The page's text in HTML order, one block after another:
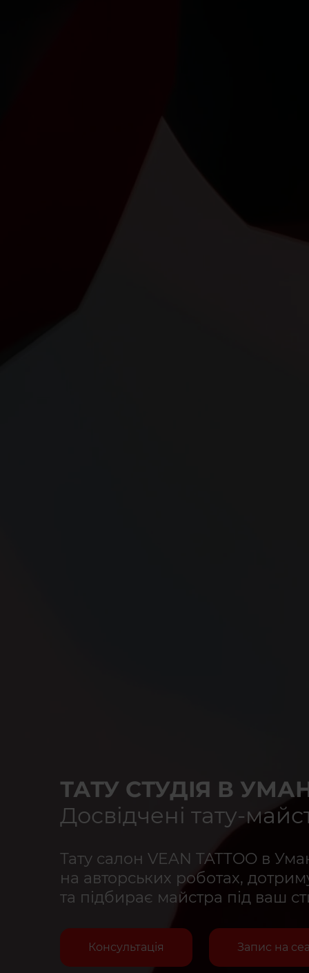
ТАТУ СТУДІЯ В
Досвідчені тату-
Тату салон VEAN TATTOO в
на авторських роботах,
та підбирає майстра під ваш
Консультація Запис на